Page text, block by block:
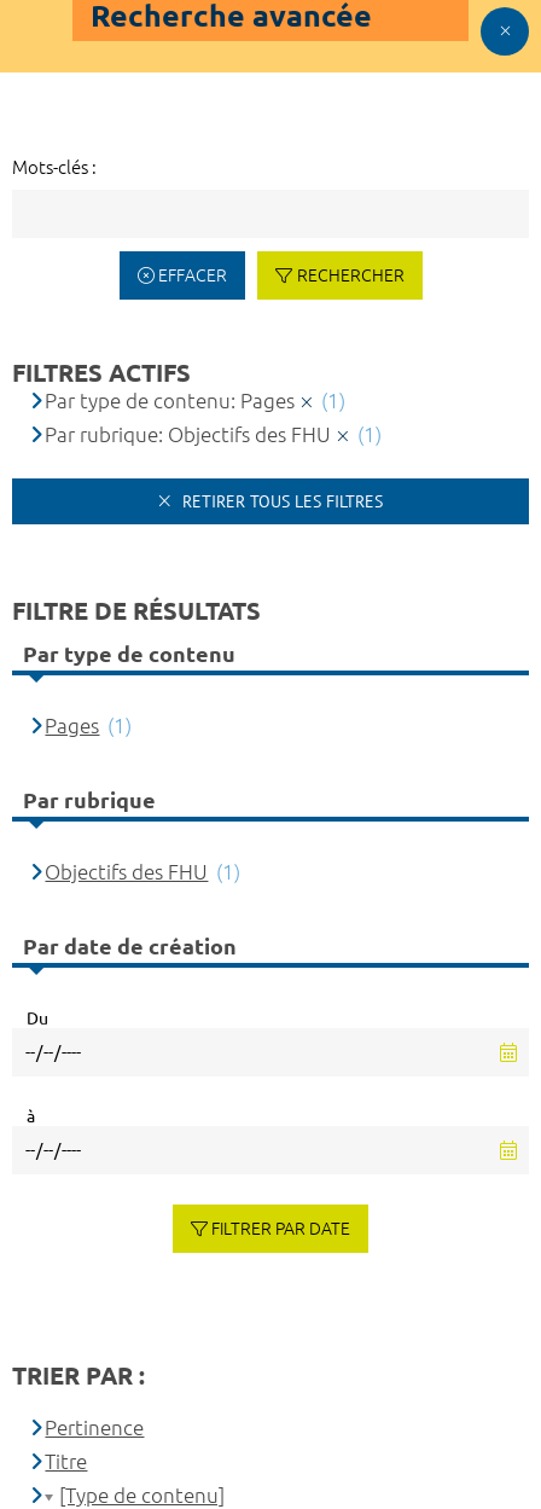
Recherche avancée
Mots-clés :
EFFACER RECHERCHER
FILTRES ACTIFS
Par type de contenu: Pages
(1)
Par rubrique: Objectifs des FHU
(1)
RETIRER TOUS LES FILTRES
FILTRE DE RÉSULTATS
Par type de contenu
Pages (1)
Par rubrique
Objectifs des FHU (1)
Par date de création
Du
à
FILTRER PAR DATE
TRIER PAR :
Pertinence
Titre
[Type de contenu]